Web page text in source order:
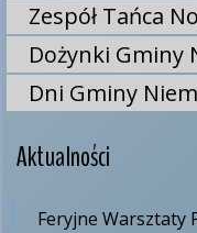
Zespół Tańca
Dożynki Gminy
Dni Gminy
Aktualności
Feryjne Warsztaty